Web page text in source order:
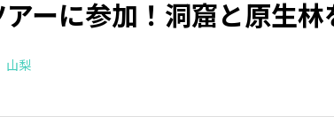
ーに参加！洞窟と原生林
山梨